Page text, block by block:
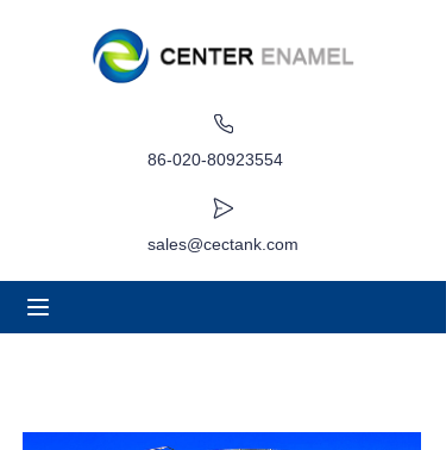
86-020-80923554
sales@cectank.com
பயன்பாடுகள்